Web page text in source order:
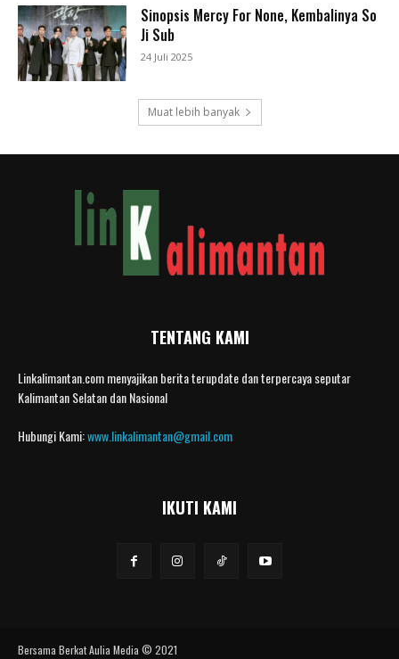
Sinopsis Mercy For None, Kembalinya So
Ji Sub
24 Juli 2025
Muat lebih banyak
TENTANG KAMI
Linkalimantan.com menyajikan berita terupdate dan terpercaya seputar
Kalimantan Selatan dan Nasional
Hubungi Kami:www.linkalimantan@gmail.com
IKUTI KAMI
Bersama Berkat Aulia Media © 2021